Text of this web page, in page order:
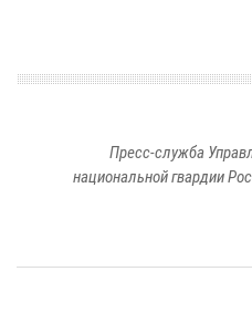
Пресс-служба
национальной гвардии